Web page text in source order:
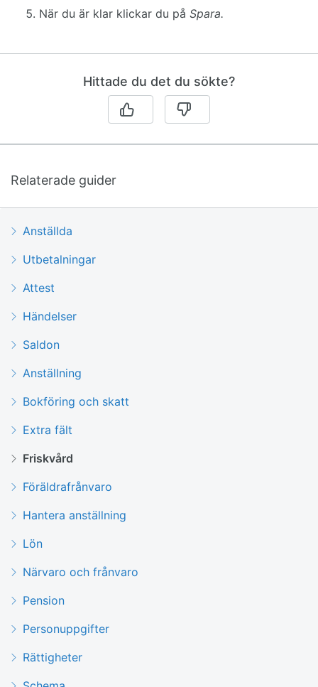
När du är klar klickar du på Spara.
Hittade du det du sökte?
Relaterade guider
Anställda
Utbetalningar
Attest
Händelser
Saldon
Anställning
Bokföring och skatt
Extra fält
Friskvård
Föräldrafrånvaro
Hantera anställning
Lön
Närvaro och frånvaro
Pension
Personuppgifter
Rättigheter